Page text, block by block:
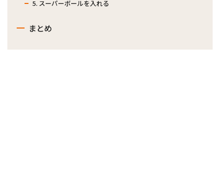
5. スーパーボールを入れる
まとめ